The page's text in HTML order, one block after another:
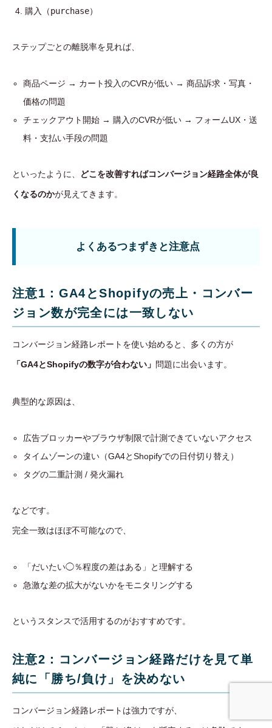
購入（purchase）
ステップごとの離脱率を見れば、
商品ページ → カート投入のCVRが低い → 商品訴求・写真・
価格の問題
チェックアウト開始 → 購入のCVRが低い → フォームUX・送
料・支払い手段の問題
といったように、 どこを改善すればコンバージョン経路全体が良
くなるのかが見えてきます。
よくあるつまずきと注意点
注意1：GA4とShopifyの売上・コンバー
ジョン数が完全には一致しない
コンバージョン経路レポートを使い始めると、多くの方が
「GA4とShopifyの数字が合わない」 問題に出会います。
典型的な原因は、
広告ブロッカーやブラウザ制限で計測できていないアクセス
タイムゾーンの違い（GA4とShopifyでの日付切り替え）
タグの二重計測 / 発火漏れ
などです。
完全一致はほぼ不可能なので、
「だいたい◯％程度の差はある」と理解する
急激な差の拡大がないかをモニタリングする
というスタンスで活用するのがおすすめです。
注意2：コンバージョン経路だけを見て単
純に「勝ち/負け」を決めない
コンバージョン経路レポートは強力ですが、
事業内容